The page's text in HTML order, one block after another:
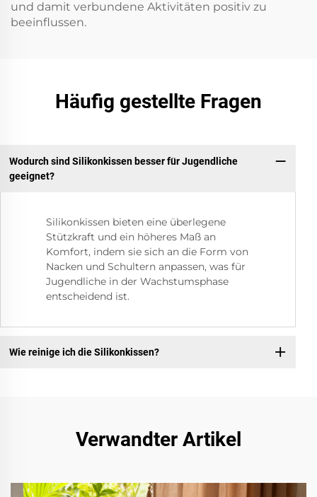
und damit verbundene Aktivitäten positiv zu
beeinflussen.
Häufig gestellte Fragen
Wodurch sind Silikonkissen besser für Jugendliche
geeignet?
Silikonkissen bieten eine überlegene
Stützkraft und ein höheres Maß an
Komfort, indem sie sich an die Form von
Nacken und Schultern anpassen, was für
Jugendliche in der Wachstumsphase
entscheidend ist.
Wie reinige ich die Silikonkissen?
Verwandter Artikel